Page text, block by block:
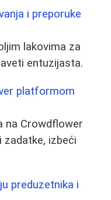
i preporuke
lakovima za
entuzijasta.
platformom
na Crowdflower
izbeći
preduzetnika i